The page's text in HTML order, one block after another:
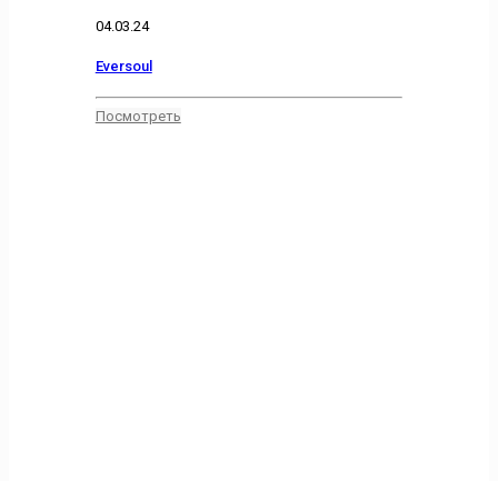
04.03.24
Eversoul
Посмотреть